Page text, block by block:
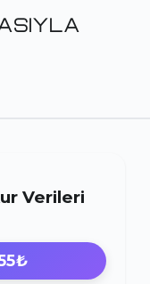
Verileri